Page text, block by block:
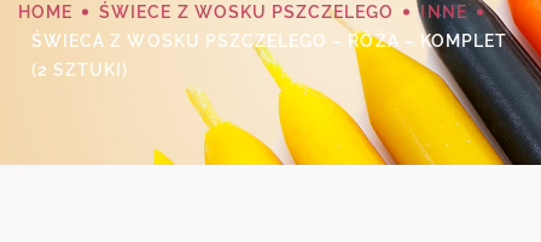
HOME ŚWIECE Z WOSKU PSZCZELEGO
INNE
ŚWIECA Z WOSKU PSZCZELEGO – RÓŻA – KOMPLET
(2 SZTUKI)